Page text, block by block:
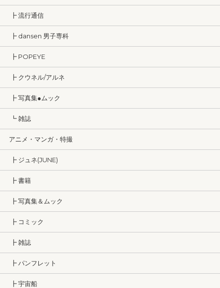
┣ 流行通信
┣ dansen 男子専科
┣ POPEYE
┣ クウネル/アルネ
┣ 写真集●ムック
┗ 雑誌
アニメ・マンガ・特撮
┣ ジュネ(JUNE)
┣ 書籍
┣ 写真集＆ムック
┣ コミック
┣ 雑誌
┣ パンフレット
┣ 宇宙船